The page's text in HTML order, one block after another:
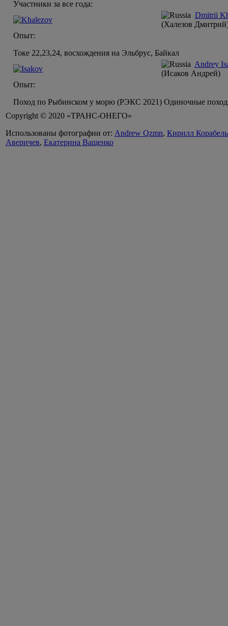
Участники за все года:
Dmitrii
(Халезов
Опыт:
Токе 22,23,24, восхождения на Эльбрус, Байкал
Andrey
(Исаков Андрей)
Опыт:
Поход по Рыбинском у морю (РЭКС 2021) Одиночные
Copyright © 2020 «ТРАНС-ОНЕГО»
Использованы фотографии от: Andrew Qzmn, Кирилл
Аверичев, Екатерина Ващенко